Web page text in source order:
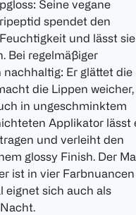
Seine vegane
spendet den
und lässt sie
Bei regelmäßiger
Er glättet die
die Lippen weicher,
in ungeschminktem
Applikator lässt
und verleiht den
glossy Finish. Der
ist in vier Farbnuancen
eignet sich auch als